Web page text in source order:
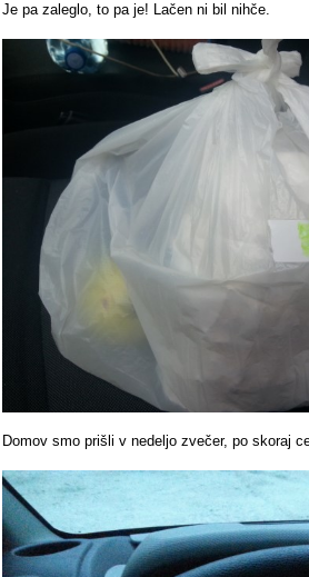
Je pa zaleglo, to pa je! Lačen ni bil nihče.
Domov smo prišli v nedeljo zvečer, po skoraj